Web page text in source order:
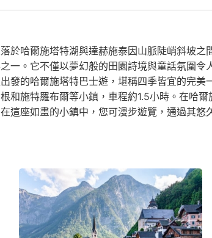
於哈爾施塔特湖與達赫施泰因山脈陡峭斜坡
一。它不僅以夢幻般的田園詩境與童話氛圍
的哈爾施塔特巴士遊，堪稱四季皆宜的完美
和施特羅布爾等小鎮，車程約1.5小時。在哈
這座如畫的小鎮中，您可漫步遊覽，通過其